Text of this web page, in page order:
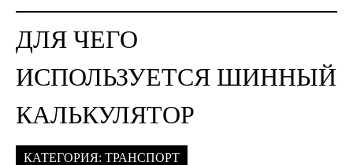
ДЛЯ ЧЕГО
ИСПОЛЬЗУЕТСЯ ШИННЫЙ
КАЛЬКУЛЯТОР
КАТЕГОРИЯ: ТРАНСПОРТ